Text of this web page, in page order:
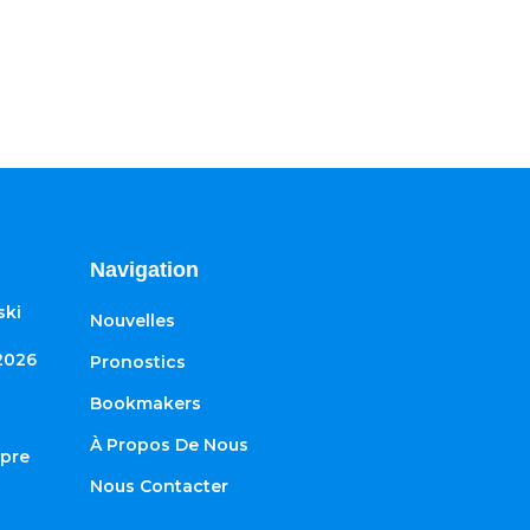
Navigation
Nouvelles
Pronostics
Bookmakers
À Propos De Nous
Nous Contacter